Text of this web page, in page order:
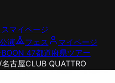
マイページ
公演 フェス
マイページ
47都道府県ツアー
/名古屋CLUB QUATTRO